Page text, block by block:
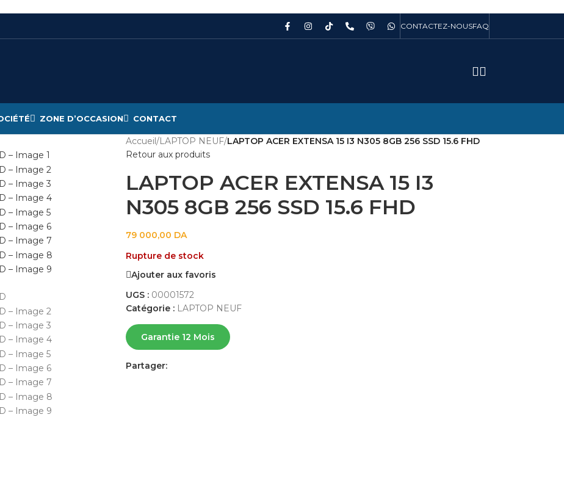
CONTACTEZ-NOUSFAQ
ZONE D’OCCASION CONTACT
Accueil/LAPTOP NEUF/LAPTOP ACER EXTENSA 15 I3 N305 8GB 256 SSD 15.6 FHD
Retour aux produits
LAPTOP ACER EXTENSA 15 I3
N305 8GB 256 SSD 15.6 FHD
79 000,00 DA
Rupture de stock
Ajouter aux favoris
UGS : 00001572
Catégorie : LAPTOP NEUF
Garantie 12 Mois
Partager: